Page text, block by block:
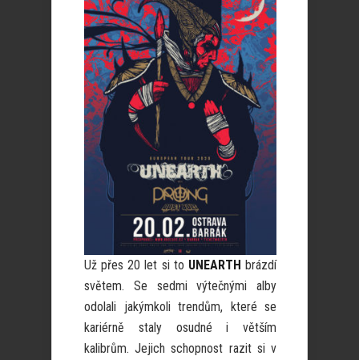
Už přes 20 let si to UNEARTH brázdí
světem. Se sedmi výtečnými alby
odolali jakýmkoli trendům, které se
kariérně staly osudné i větším
kalibrům. Jejich schopnost razit si v